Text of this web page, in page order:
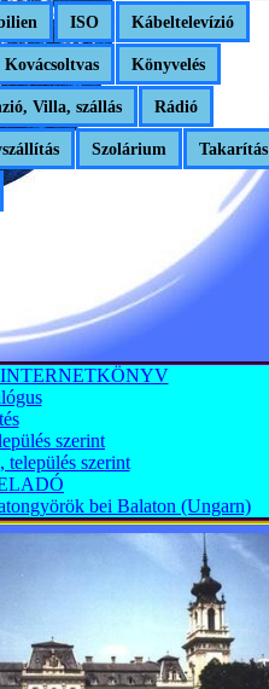
INTERNETKÖNYV
szerint
szerint
bei Balaton (Ungarn)
ISO Kábeltelevízió
Kovácsoltvas Könyvelés
Villa, szállás Rádió
Szolárium Takarítás